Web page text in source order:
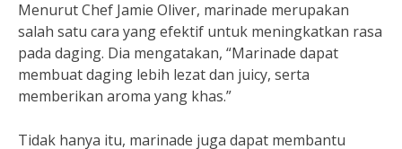
Menurut Chef Jamie Oliver, marinade merupakan
salah satu cara yang efektif untuk meningkatkan rasa
pada daging. Dia mengatakan, “Marinade dapat
membuat daging lebih lezat dan juicy, serta
memberikan aroma yang khas.”
Tidak hanya itu, marinade juga dapat membantu